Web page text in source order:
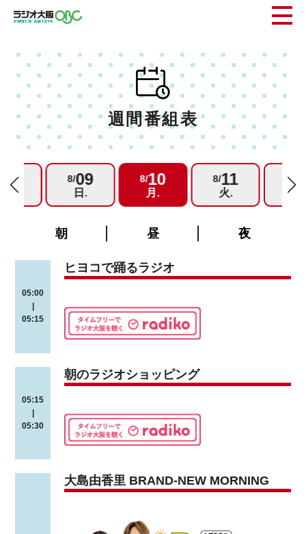
週間番組表
08
土.
8/09
日.
8/10
月.
8/11
火.
8/
水.
朝 昼 夜
05:00
05:15
ヒヨコで踊るラジオ
05:15
|
05:30
朝のラジオショッピング
大島由香里 BRAND-NEW MORNING